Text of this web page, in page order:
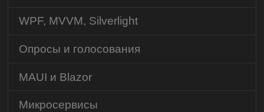
WPF, MVVM, Silverlight
Опросы и голосования
MAUI и Blazor
Микросервисы